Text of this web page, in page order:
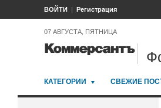
ВОЙТИ Регистрация
07 АВГУСТА, ПЯТНИЦА
КАТЕГОРИИ СВЕЖИЕ